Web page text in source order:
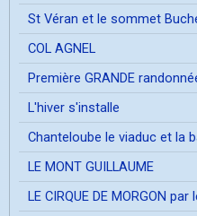
St Véran et le sommet
COL AGNEL
Première GRANDE
L'hiver s'installe
Chanteloube le viaduc et la
LE MONT GUILLAUME
LE CIRQUE DE MORGON